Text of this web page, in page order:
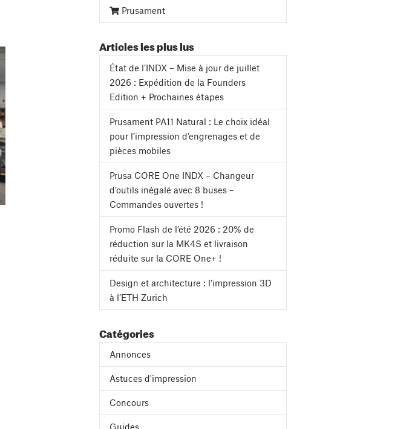
Prusament
Articles les plus lus
État de l’INDX – Mise à jour de juillet
2026 : Expédition de la Founders
Edition + Prochaines étapes
Prusament PA11 Natural : Le choix idéal
pour l’impression d’engrenages et de
pièces mobiles
Prusa CORE One INDX – Changeur
d’outils inégalé avec 8 buses –
Commandes ouvertes !
Promo Flash de l’été 2026 : 20% de
réduction sur la MK4S et livraison
réduite sur la CORE One+ !
Design et architecture : l’impression 3D
à l’ETH Zurich
Catégories
Annonces
Astuces d'impression
Concours
Guides